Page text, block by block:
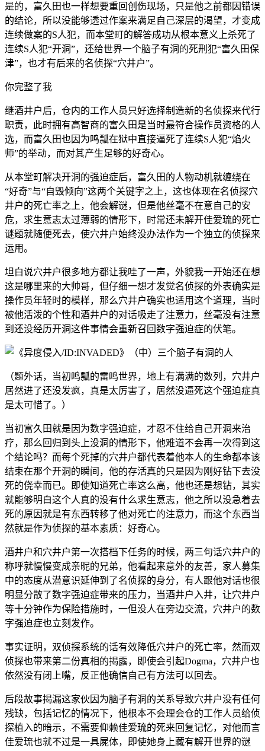
是的，富久田也一样想要重回创伤现场，只是他之前都因错误
的结论，所以没能够透过作案来满足自己深层的渴望，才变成
连续做案的S人犯，而本堂町的解答成功从根本意义上杀死了
连续S人犯“开洞”，还给世界一个脑子有洞的死刑犯“富久田保
津”，也才有后来的名侦探“穴井户”。
你完整了我
继酒井户后，仓内的工作人员只好选择制造新的名侦探来代行
职责，此时拥有高智商的富久田是当时最符合操作员资格的人
选，而富久田也因为鸣瓢在狱中直接逼死了连续S人犯“焰火
师”的举动，而对其产生足够的好奇心。
从本堂町解决开洞的强迫症后，富久田的人物动机就缠绕在
“好奇”与“自毁倾向”这两个关键字之上，这也体现在名侦探穴
井户的死亡率之上，他会解谜，但是他丝毫不在意自己的安
危，求生意志太过薄弱的情形下，时常还未解开佳爱琉的死亡
谜题就随便死去，使穴井户始终没办法作为一个独立的侦探来
运用。
坦白说穴井户很多地方都让我哇了一声，外貌我一开始还在想
这是哪里来的大帅哥，但仔细一想才发觉名侦探的外表确实是
操作员年轻时的模样，那么穴井户确实也适用这个道理，当时
被他活泼的个性和酒井户的对话吸走了注意力，丝毫没有注意
到还没经历开洞这件事情会重新召回数字强迫症的伏笔。
（题外话，当初鸣瓢的雷鸣世界，地上有满满的数列，穴井户
居然进了还没发疯，真是太厉害了，居然没逼死这个强迫症真
是太可惜了。）
当初富久田就是因为数字强迫症，才忍不住给自己开洞来治
疗，那么回归到头上没洞的情形下，他难道不会再一次得到这
个结论吗？而每个死掉的穴井户都代表着他本人的生命都本该
结束在那个开洞的瞬间，他的存活真的只是因为刚好钻下去没
死的侥幸而已。即使知道死亡率这么高，他也还是想钻，其实
就能够明白这个人真的没有什么求生意志，他之所以没急着去
死的原因就是有东西转移了他对死亡的注意力，而这个东西当
然就是作为侦探的基本素质：好奇心。
酒井户和穴井户第一次搭档下任务的时候，两三句话穴井户的
称呼就慢慢变成亲昵的兄弟，他看起来意外的友善，家人募集
中的态度从潜意识延伸到了名侦探的身分，有人跟他对话也很
明显分散了数字强迫症带来的压力，当酒井户入井，让穴井户
等十分钟作为保险措施时，一但没人在旁边交流，穴井户的数
字强迫症也立刻发作。
事实证明，双侦探系统的话有效降低穴井户的死亡率，然而双
侦探也带来第二份真相的揭露，即使会引起Dogma，穴井户也
依然没有闭上嘴，反正他确信自己有方法可以回去。
后段故事揭漏这家伙因为脑子有洞的关系导致穴井户没有任何
残缺，包括记忆的情况下，他根本不会理会仓的工作人员给侦
探植入的暗示，不需要仰赖佳爱琉的死来回复记忆，对他而言
佳爱琉也就不过是一具屍体，即使她身上藏有解开世界的谜